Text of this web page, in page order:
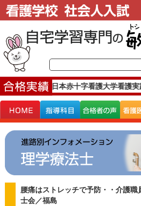
格実績です。日本赤十字看護大学看護
腰痛はストレッチで予防・・介護職
士会／福島